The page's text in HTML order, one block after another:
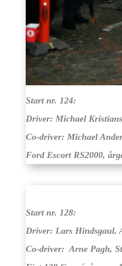
Start nr. 124:
Driver: Michael
Co-driver: Michael
Ford Escort RS2000,
Start nr. 128:
Driver: Lars Hindsgaul,
Co-driver: Arne Pagh,